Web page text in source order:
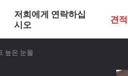
저희에게 연락하십
시오
견
높은 눈물